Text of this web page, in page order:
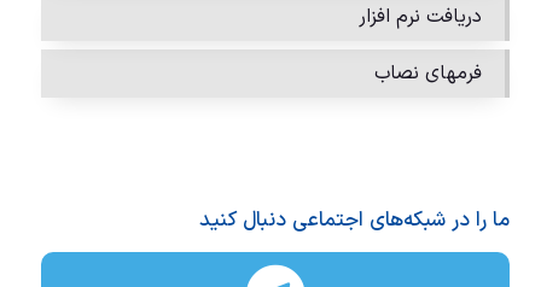
دریافت نرم افزار
فرمهای نصاب
ما را در شبکه‌های اجتماعی دنبال کنید